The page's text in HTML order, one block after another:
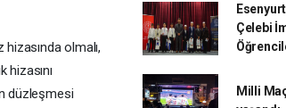
olmalı,
hizasını
düzleşmesi
Çelebi
Milli